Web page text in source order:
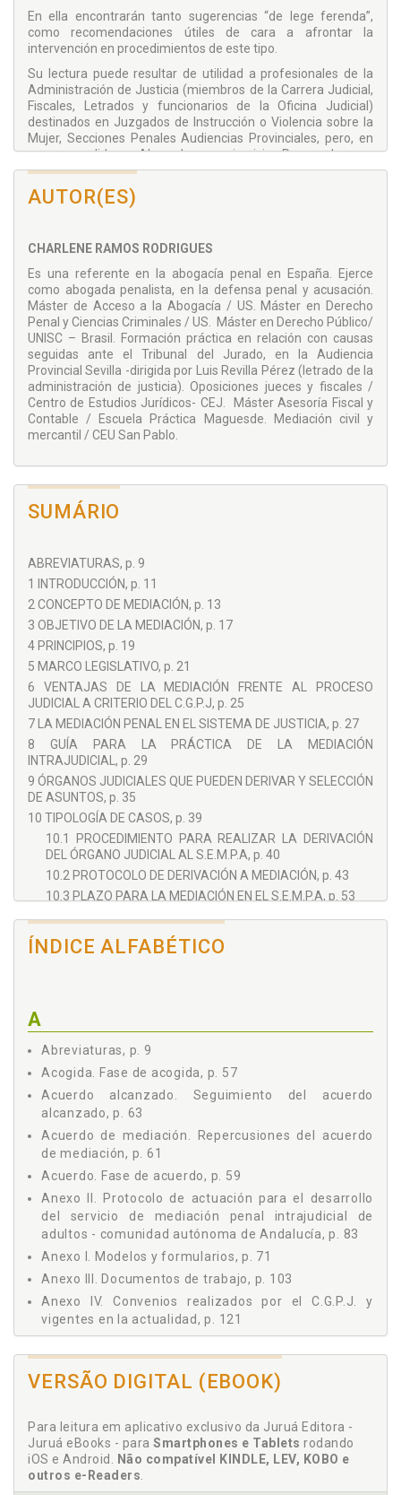
En ella encontrarán tanto sugerencias “de lege ferenda”,
como recomendaciones útiles de cara a afrontar la
intervención en procedimientos de este tipo.
Su lectura puede resultar de utilidad a profesionales de la
Administración de Justicia (miembros de la Carrera Judicial,
Fiscales, Letrados y funcionarios de la Oficina Judicial)
destinados en Juzgados de Instrucción o Violencia sobre la
Mujer, Secciones Penales Audiencias Provinciales, pero, en
mayor medida, a Abogados en ejercicio, Procuradores o
estudiantes de Derecho, figura en la que pueden hallar su
futuro profesional, sin olvidar ciudadanos que se hallen
interesados en esta materia, máxime si han de acudir a
Sin ánimo de exhaustividad, son objeto de estudio, con
aplicación en la mediación, su marco legislativo, así como las
ventajas prácticas de la misma.
Asimismo, se facilita una guía para la práctica de la
mediación intrajudicial, indicando los órganos judiciales que
pueden seleccionar y derivar casos, detallando el
procedimiento para realizar dicha derivación al servicio
correspondiente, así como la actuación de este, analizando
las distintas fases por las que atravesará, así como los
efectos del acuerdo de mediación, su seguimiento,
evaluación y control del servicio.
Por último, consideramos de suma utilidad práctica la
inclusión de gran cantidad de anexos, formularios y
AUTOR(ES)
CHARLENE RAMOS RODRIGUES
Es una referente en la abogacía penal en España. Ejerce
como abogada penalista, en la defensa penal y acusación.
Máster de Acceso a la Abogacía / US. Máster en Derecho
Penal y Ciencias Criminales / US. Máster en Derecho Público/
UNISC – Brasil. Formación práctica en relación con causas
seguidas ante el Tribunal del Jurado, en la Audiencia
Provincial Sevilla -dirigida por Luis Revilla Pérez (letrado de la
administración de justicia). Oposiciones jueces y fiscales /
Centro de Estudios Jurídicos- CEJ. Máster Asesoría Fiscal y
Contable / Escuela Práctica Maguesde. Mediación civil y
mercantil / CEU San Pablo.
SUMÁRIO
ABREVIATURAS, p. 9
1 INTRODUCCIÓN, p. 11
2 CONCEPTO DE MEDIACIÓN, p. 13
3 OBJETIVO DE LA MEDIACIÓN, p. 17
4 PRINCIPIOS, p. 19
5 MARCO LEGISLATIVO, p. 21
6 VENTAJAS DE LA MEDIACIÓN FRENTE AL PROCESO
JUDICIAL A CRITERIO DEL C.G.P.J, p. 25
7 LA MEDIACIÓN PENAL EN EL SISTEMA DE JUSTICIA, p. 27
8 GUÍA PARA LA PRÁCTICA DE LA MEDIACIÓN
INTRAJUDICIAL, p. 29
9 ÓRGANOS JUDICIALES QUE PUEDEN DERIVAR Y SELECCIÓN
DE ASUNTOS, p. 35
10 TIPOLOGÍA DE CASOS, p. 39
10.1 PROCEDIMIENTO PARA REALIZAR LA DERIVACIÓN
DEL ÓRGANO JUDICIAL AL S.E.M.P.A, p. 40
10.2 PROTOCOLO DE DERIVACIÓN A MEDIACIÓN, p. 43
10.3 PLAZO PARA LA MEDIACIÓN EN EL S.E.M.P.A, p. 53
11 FORMULARIOS, p. 55
12 PROCEDIMIENTO PARA LA PRESTACIÓN DEL SERVICIO DE
MEDIACIÓN PENAL: FASES DEL PROCESO DE MEDIACIÓN, p.
12.3 FASE DE ACUERDO, p. 59
13 REPERCUSIONES DEL ACUERDO DE MEDIACIÓN, p. 61
14 SEGUIMIENTO DEL ACUERDO ALCANZADO, p. 63
15 SISTEMA DE SEGUIMIENTO, EVALUACIÓN Y CONTROL DEL
SERVICIO, p. 65
16 SERVICIOS DE MEDIACIÓN INTRAJUDICIAL PENAL EN
ESPAÑA, p. 67
17 CONCLUSIONES, p. 69
ANEXO I MODELOS Y FORMULARIOS, p. 71
ANEXO II PROTOCOLO DE ACTUACIÓN PARA EL
DESARROLLO DEL SERVICIO DE MEDIACIÓN PENAL
INTRAJUDICIAL DE ADULTOS - COMUNIDAD AUTÓNOMA DE
ANDALUCÍA, p. 83
ANEXO III DOCUMENTOS DE TRABAJO, p. 103
ANEXO IV CONVENIOS REALIZADOS POR EL C.G.P.J. Y
VIGENTES EN LA ACTUALIDAD, p. 121
BIBLIOGRAFÍA, p. 125
ÍNDICE ALFABÉTICO
A
Abreviaturas, p. 9
Acogida. Fase de acogida, p. 57
Acuerdo alcanzado. Seguimiento del acuerdo
alcanzado, p. 63
Acuerdo de mediación. Repercusiones del acuerdo
de mediación, p. 61
Acuerdo. Fase de acuerdo, p. 59
Anexo II. Protocolo de actuación para el desarrollo
del servicio de mediación penal intrajudicial de
adultos - comunidad autónoma de Andalucía, p. 83
Anexo I. Modelos y formularios, p. 71
Anexo III. Documentos de trabajo, p. 103
Anexo IV. Convenios realizados por el C.G.P.J. y
vigentes en la actualidad, p. 121
B
C
C.G.P.J. Anexo IV. Convenios realizados por el C.G.P.J.
VERSÃO DIGITAL (EBOOK)
Para leitura em aplicativo exclusivo da Juruá Editora -
Juruá eBooks - para Smartphones e Tablets rodando
iOS e Android. Não compatível KINDLE, LEV, KOBO e
outros e-Readers.